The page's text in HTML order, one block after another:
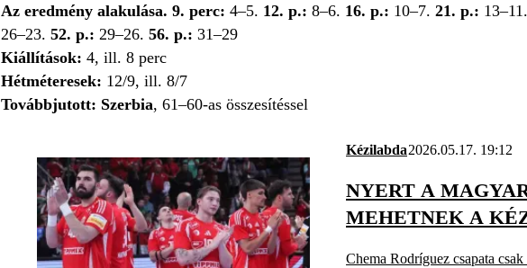
Az eredmény alakulása. 9. perc: 4–5. 12. p.: 8–6. 16. p.: 10–7. 21. p.: 13–11.
26–23. 52. p.: 29–26. 56. p.: 31–29
Kiállítások: 4, ill. 8 perc
Hétméteresek: 12/9, ill. 8/7
Továbbjutott: Szerbia, 61–60-as összesítéssel
Kézilabda2026.05.17. 19:12
NYERT A
MEHETNEK A
Chema Rodríguez csapata